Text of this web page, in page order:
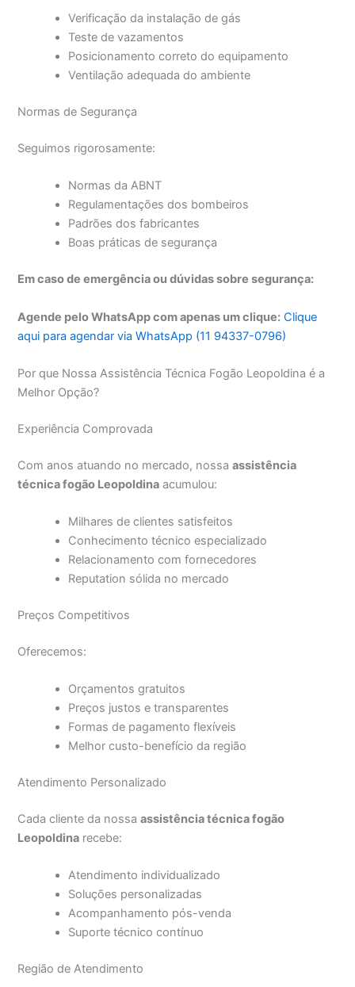
Verificação da instalação de gás
Teste de vazamentos
Posicionamento correto do equipamento
Ventilação adequada do ambiente
Normas de Segurança
Seguimos rigorosamente:
Normas da ABNT
Regulamentações dos bombeiros
Padrões dos fabricantes
Boas práticas de segurança
Em caso de emergência ou dúvidas sobre segurança:
Agende pelo WhatsApp com apenas um clique: Clique
aqui para agendar via WhatsApp (11 94337-0796)
Por que Nossa Assistência Técnica Fogão Leopoldina é a
Melhor Opção?
Experiência Comprovada
Com anos atuando no mercado, nossaassistência
técnica fogão Leopoldina acumulou:
Milhares de clientes satisfeitos
Conhecimento técnico especializado
Relacionamento com fornecedores
Reputation sólida no mercado
Preços Competitivos
Oferecemos:
Orçamentos gratuitos
Preços justos e transparentes
Formas de pagamento flexíveis
Melhor custo-benefício da região
Atendimento Personalizado
Cada cliente da nossaassistência técnica fogão
Leopoldina recebe:
Atendimento individualizado
Soluções personalizadas
Acompanhamento pós-venda
Suporte técnico contínuo
Região de Atendimento